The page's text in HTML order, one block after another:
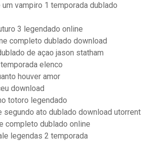
vampiro 1 temporada dublado
3 legendado online
completo dublado download
de açao jason statham
elenco
houver amor
download
totoro legendado
segundo ato dublado download utorrent
completo dublado online
legendas 2 temporada